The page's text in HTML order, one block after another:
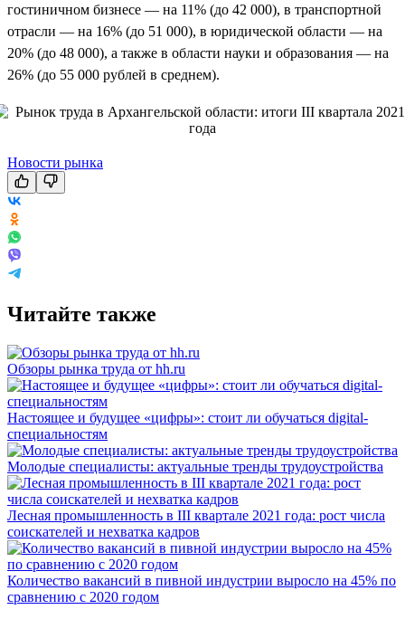
гостиничном бизнесе — на 11% (до 42 000), в транспортной
отрасли — на 16% (до 51 000), в юридической области — на
20% (до 48 000), а также в области науки и образования — на
26% (до 55 000 рублей в среднем).
Новости рынка
Читайте также
Обзоры рынка труда от hh.ru
Настоящее и будущее «цифры»: стоит ли обучаться digital-
специальностям
Молодые специалисты: актуальные тренды трудоустройства
Лесная промышленность в III квартале 2021 года: рост числа
соискателей и нехватка кадров
Количество вакансий в пивной индустрии выросло на 45% по
сравнению с 2020 годом